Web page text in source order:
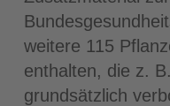
weitere 115
enthalten, die z.
grundsätzlich